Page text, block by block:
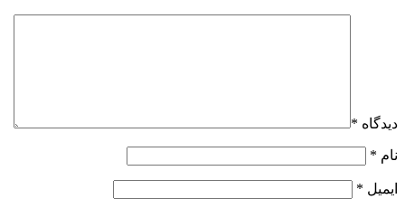
دیدگاه *
نام *
ایمیل *